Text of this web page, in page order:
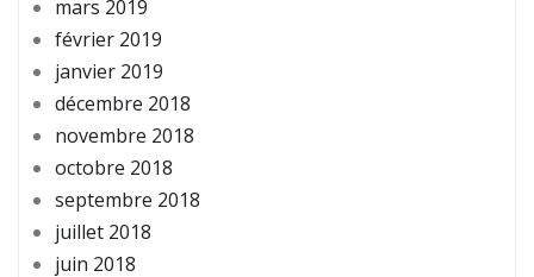
mars 2019
février 2019
janvier 2019
décembre 2018
novembre 2018
octobre 2018
septembre 2018
juillet 2018
juin 2018